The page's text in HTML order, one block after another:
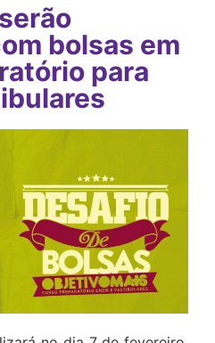
bolsas em
para